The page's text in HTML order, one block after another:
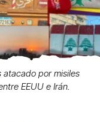
atacado por misiles
EEUU e Irán.